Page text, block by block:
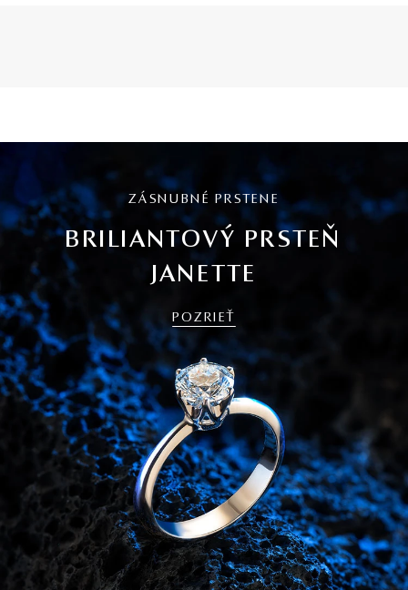
ZÁSNUBNÉ PRSTENE
BRILIANTOVÝ PRSTEŇ
JANETTE
POZRIEŤ